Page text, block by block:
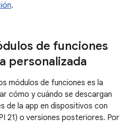
.
de funciones
personalizada
módulos de funciones es la
cómo y cuándo se descargan
de la app en dispositivos con
21) o versiones posteriores. Por